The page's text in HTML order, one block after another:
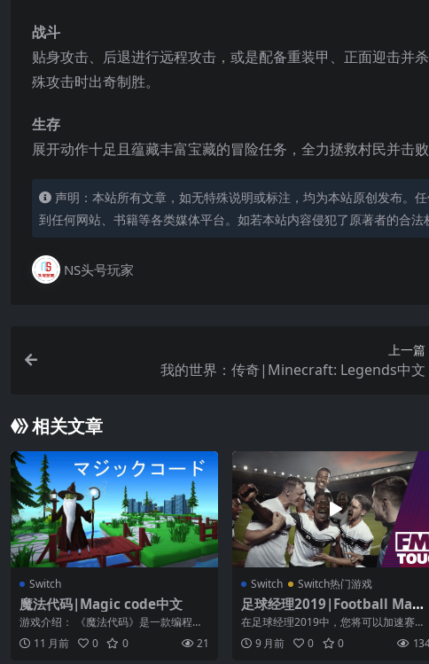
战斗
贴身攻击、后退进行远程攻击，或是配备重装甲、正面迎击并
殊攻击时出奇制胜。
生存
展开动作十足且蕴藏丰富宝藏的冒险任务，全力拯救村民并击
声明：本站所有文章，如无特殊说明或标注，均为本站原创发布。
到任何网站、书籍等各类媒体平台。如若本站内容侵犯了原著者的合法
NS头号玩家
上一篇
我的世界：传奇|Minecraft: Legends中文
相关文章
Switch
魔法代码|Magic code中文
游戏介绍： 《魔法代码》是一款编程解
谜游戏，游戏采用了根植于编程理念的
机制。在这...
11 月前 0 0 21
Switch Switch热门游戏
足球经理2019|Football Mana
ger 2019 Touch汉化
在足球经理2019中，您将可以加速赛季
进程，跳过赛前环节和媒体环节，专注
于游戏的...
9 月前 0 0